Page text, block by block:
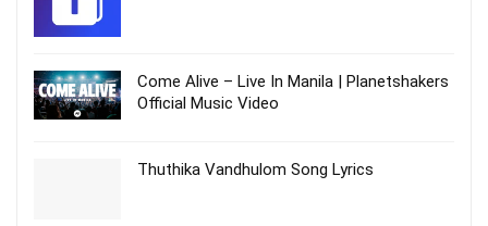
Come Alive – Live In Manila | Planetshakers
Official Music Video
Thuthika Vandhulom Song Lyrics